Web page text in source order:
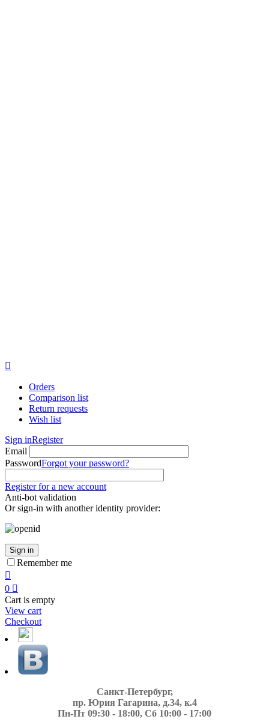

Orders
Comparison list
Return requests
Wish list
Sign inRegister
Email
PasswordForgot your password?
Register for a new account
Anti-bot validation
Or sign-in with another identity provider:
Sign in
Remember me

0 
Cart is empty
View cart
Checkout
Санкт-Петербург,
пр. Юрия Гагарина, д.34, к.4
Пн-Пт 09:30 - 18:00, Сб 10:00 - 17:00